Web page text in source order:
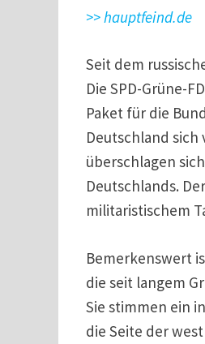
>> hauptfeind.de
Seit dem
Die SPD-Grüne-
Paket für die
Deutschland sich
überschlagen
Deutschlands.
militaristischem
Bemerkenswert
die seit langem
Sie stimmen ein
die Seite der